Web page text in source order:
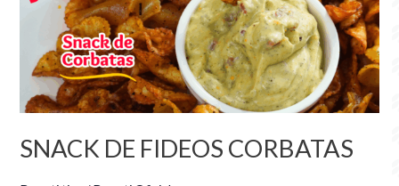
SNACK DE FIDEOS CORBATAS
CORBATAS